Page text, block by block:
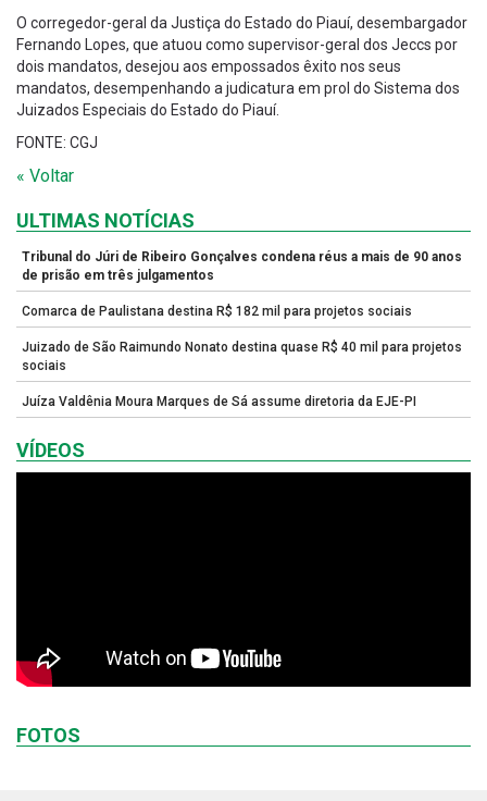
O corregedor-geral da Justiça do Estado do Piauí, desembargador
Fernando Lopes, que atuou como supervisor-geral dos Jeccs por
dois mandatos, desejou aos empossados êxito nos seus
mandatos, desempenhando a judicatura em prol do Sistema dos
Juizados Especiais do Estado do Piauí.
FONTE: CGJ
« Voltar
ULTIMAS NOTÍCIAS
Tribunal do Júri de Ribeiro Gonçalves condena réus a mais de 90 anos
de prisão em três julgamentos
Comarca de Paulistana destina R$ 182 mil para projetos sociais
Juizado de São Raimundo Nonato destina quase R$ 40 mil para projetos
sociais
Juíza Valdênia Moura Marques de Sá assume diretoria da EJE-PI
VÍDEOS
FOTOS